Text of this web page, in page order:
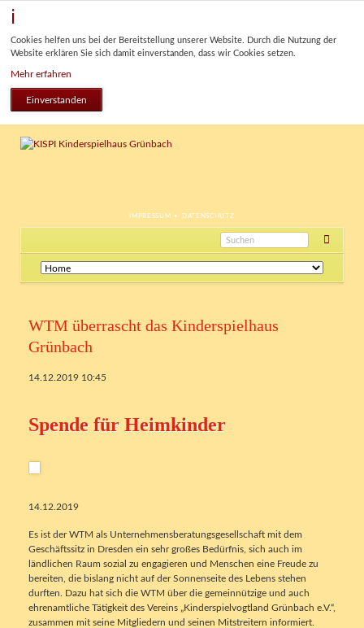
Cookies helfen uns bei der Bereitstellung unserer Website. Durch die Nutzung der
Website erklären Sie sich damit einverstanden, dass wir Cookies setzen.
Mehr erfahren
Einverstanden
NAVIGATION
IMPRESSUM DATENSCHUTZ
Navigation
überspringen
WTM überrascht das Kinderspielhaus
Grünbach
14.12.2019 10:45
Spende für Heimkinder
14.12.2019
Es ist der WTM als Unternehmensberatungsgesellschaft mit dem
Geschäftssitz in Dresden ein sehr großes Bedürfnis, sich auch im
ländlichen Raum sozial zu engagieren und Menschen eine Freude zu
bereiten, die bislang nicht auf der Sonnenseite des Lebens stehen
durften. Dazu hat sich die WTM über die gemeinnützige und auch
ehrenamtliche Tätigkeit des Vereins „Kinderspielvogtland Grünbach e.V.“,
zusammen mit seine Mitgliedern und seinen Mitstreitern informiert.